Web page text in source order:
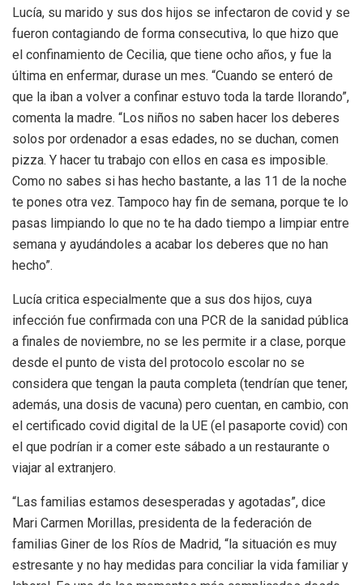
Lucía, su marido y sus dos hijos se infectaron de covid y se
fueron contagiando de forma consecutiva, lo que hizo que
el confinamiento de Cecilia, que tiene ocho años, y fue la
última en enfermar, durase un mes. “Cuando se enteró de
que la iban a volver a confinar estuvo toda la tarde llorando”,
comenta la madre. “Los niños no saben hacer los deberes
solos por ordenador a esas edades, no se duchan, comen
pizza. Y hacer tu trabajo con ellos en casa es imposible.
Como no sabes si has hecho bastante, a las 11 de la noche
te pones otra vez. Tampoco hay fin de semana, porque te lo
pasas limpiando lo que no te ha dado tiempo a limpiar entre
semana y ayudándoles a acabar los deberes que no han
hecho”.
Lucía critica especialmente que a sus dos hijos, cuya
infección fue confirmada con una PCR de la sanidad pública
a finales de noviembre, no se les permite ir a clase, porque
desde el punto de vista del protocolo escolar no se
considera que tengan la pauta completa (tendrían que tener,
además, una dosis de vacuna) pero cuentan, en cambio, con
el certificado covid digital de la UE (el pasaporte covid) con
el que podrían ir a comer este sábado a un restaurante o
viajar al extranjero.
“Las familias estamos desesperadas y agotadas”, dice
Mari Carmen Morillas, presidenta de la federación de
familias Giner de los Ríos de Madrid, “la situación es muy
estresante y no hay medidas para conciliar la vida familiar y